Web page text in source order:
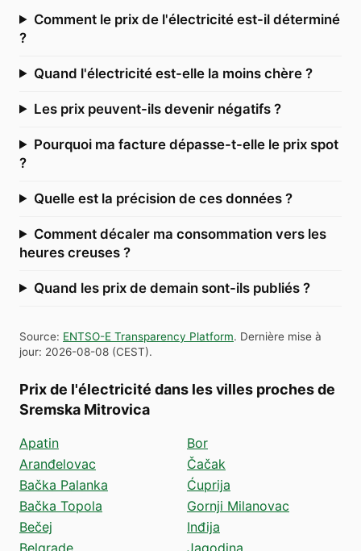
Comment le prix de l'électricité est-il déterminé
?
Quand l'électricité est-elle la moins chère ?
Les prix peuvent-ils devenir négatifs ?
Pourquoi ma facture dépasse-t-elle le prix spot
?
Quelle est la précision de ces données ?
Comment décaler ma consommation vers les
heures creuses ?
Quand les prix de demain sont-ils publiés ?
Source: ENTSO-E Transparency Platform. Dernière mise à
jour: 2026-08-08 (CEST).
Prix de l'électricité dans les villes proches de
Sremska Mitrovica
Apatin
Aranđelovac
Bačka Palanka
Bačka Topola
Bečej
Belgrade
Bor
Čačak
Ćuprija
Gornji Milanovac
Inđija
Jagodina